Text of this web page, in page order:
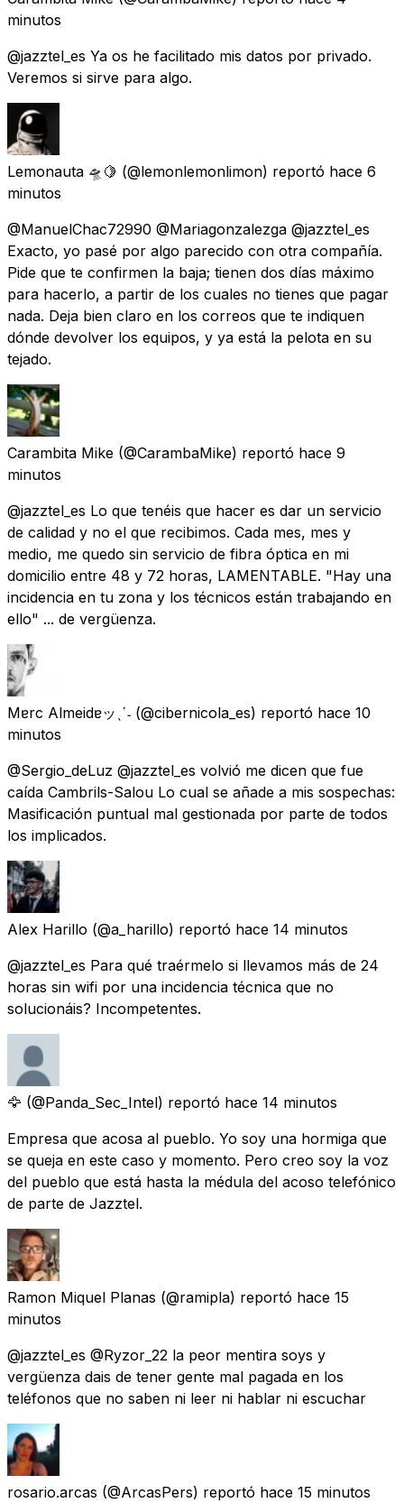
minutos
@jazztel_es Ya os he facilitado mis datos por privado.
Veremos si sirve para algo.
Lemonauta 🛸🍋 (@lemonlemonlimon) reportó hace 6
minutos
@ManuelChac72990 @Mariagonzalezga @jazztel_es
Exacto, yo pasé por algo parecido con otra compañía.
Pide que te confirmen la baja; tienen dos días máximo
para hacerlo, a partir de los cuales no tienes que pagar
nada. Deja bien claro en los correos que te indiquen
dónde devolver los equipos, y ya está la pelota en su
tejado.
Carambita Mike (@CarambaMike) reportó hace 9
minutos
@jazztel_es Lo que tenéis que hacer es dar un servicio
de calidad y no el que recibimos. Cada mes, mes y
medio, me quedo sin servicio de fibra óptica en mi
domicilio entre 48 y 72 horas, LAMENTABLE. "Hay una
incidencia en tu zona y los técnicos están trabajando en
ello" ... de vergüenza.
Mɐrc Almeidɐッˎˊ˗ (@cibernicola_es) reportó hace 10
minutos
@Sergio_deLuz @jazztel_es volvió me dicen que fue
caída Cambrils-Salou Lo cual se añade a mis sospechas:
Masificación puntual mal gestionada por parte de todos
los implicados.
Alex Harillo (@a_harillo) reportó hace 14 minutos
@jazztel_es Para qué traérmelo si llevamos más de 24
horas sin wifi por una incidencia técnica que no
solucionáis? Incompetentes.
🦅 (@Panda_Sec_Intel) reportó hace 14 minutos
Empresa que acosa al pueblo. Yo soy una hormiga que
se queja en este caso y momento. Pero creo soy la voz
del pueblo que está hasta la médula del acoso telefónico
de parte de Jazztel.
Ramon Miquel Planas (@ramipla) reportó hace 15
minutos
@jazztel_es @Ryzor_22 la peor mentira soys y
vergüenza dais de tener gente mal pagada en los
teléfonos que no saben ni leer ni hablar ni escuchar
rosario.arcas (@ArcasPers) reportó hace 15 minutos